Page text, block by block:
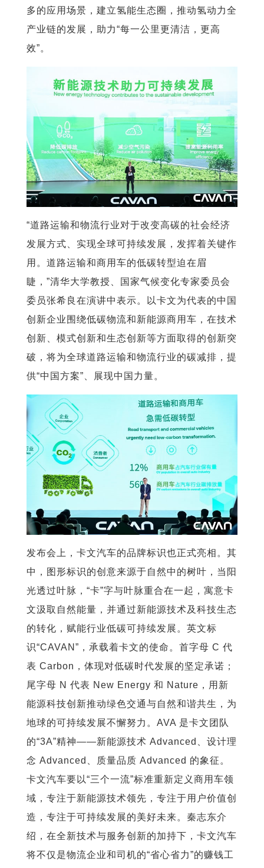
多的应用场景，建立氢能生态圈，推动氢动力全
产业链的发展，助力“每一公里更清洁，更高
效”。
“道路运输和物流行业对于改变高碳的社会经济
发展方式、实现全球可持续发展，发挥着关键作
用。道路运输和商用车的低碳转型迫在眉
睫，”清华大学教授、国家气候变化专家委员会
委员张希良在演讲中表示。以卡文为代表的中国
创新企业围绕低碳物流和新能源商用车，在技术
创新、模式创新和生态创新等方面取得的创新突
破，将为全球道路运输和物流行业的碳减排，提
供“中国方案”、展现中国力量。
发布会上，卡文汽车的品牌标识也正式亮相。其
中，图形标识的创意来源于自然中的树叶，当阳
光透过叶脉，“卡”字与叶脉重合在一起，寓意卡
文汲取自然能量，并通过新能源技术及科技生态
的转化，赋能行业低碳可持续发展。英文标
识“CAVAN”，承载着卡文的使命。首字母 C 代
表 Carbon，体现对低碳时代发展的坚定承诺；
尾字母 N 代表 New Energy 和 Nature，用新
能源科技创新推动绿色交通与自然和谐共生，为
地球的可持续发展不懈努力。AVA 是卡文团队
的“3A”精神——新能源技术 Advanced、设计理
念 Advanced、质量品质 Advanced 的象征。
卡文汽车要以“三个一流”标准重新定义商用车领
域，专注于新能源技术领先，专注于用户价值创
造，专注于可持续发展的美好未来。秦志东介
绍，在全新技术与服务创新的加持下，卡文汽车
将不仅是物流企业和司机的“省心省力”的赚钱工